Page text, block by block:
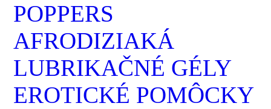
POPPERS
AFRODIZIAKÁ
LUBRIKAČNÉ GÉLY
EROTICKÉ POMÔCKY